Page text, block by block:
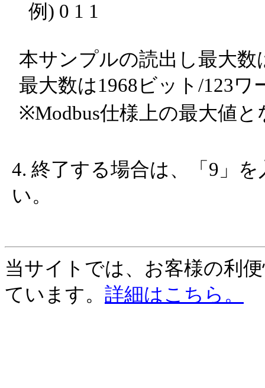
例) 0 1 1
本サンプルの読出し最大数
最大数は1968ビット/123ワ
※Modbus仕様上の最大値と
4. 終了する場合は、「9」
い。
当サイトでは、お客様の利
ています。 詳細はこちら。